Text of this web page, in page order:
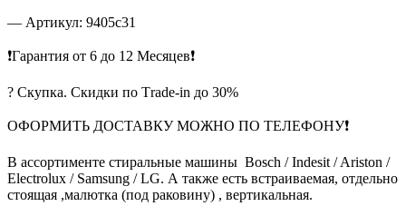
— Артикул: 9405c31
❗Гарантия от 6 до 12 Месяцев❗
? Скупка. Скидки по Тrade-in до 30%
ОФОРМИТЬ ДОСТАВКУ МОЖНО ПО ТЕЛЕФОНУ❗
В ассортименте стиральные машины Bosch / Indesit / Ariston /
Electrolux / Samsung / LG. А также есть встраиваемая, отдельно
стоящая ,малютка (под раковину) , вертикальная.